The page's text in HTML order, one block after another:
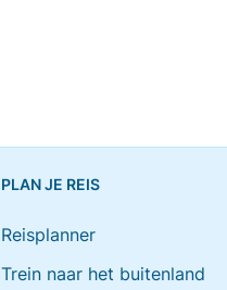
PLAN JE REIS
Reisplanner
Trein naar het buitenland